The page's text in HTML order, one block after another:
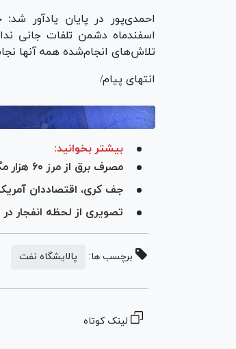
احمدی‌پور در پایان یادآور
اسفندماه دشمن تلفات جانی
تلاش‌های انجام‌شده همه آنها
انتهای پیام/
بیشتر بخوانید:
مصرف برق از مرز ۶۰ هزار مگاوات در هفته جاری گذشت
جف کری، اقتصاددان
تصویری از لحظه انفجار در
برچسب ها: پالایشگاه نفت
لینک کوتاه